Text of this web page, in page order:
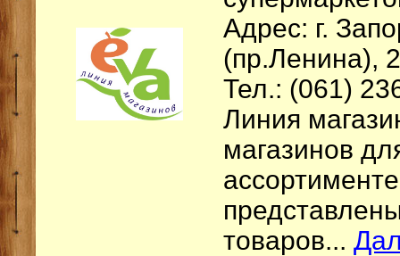
Адрес: г.
(пр.Ленина),
Тел.: (061)
Линия
магазинов
товаров...